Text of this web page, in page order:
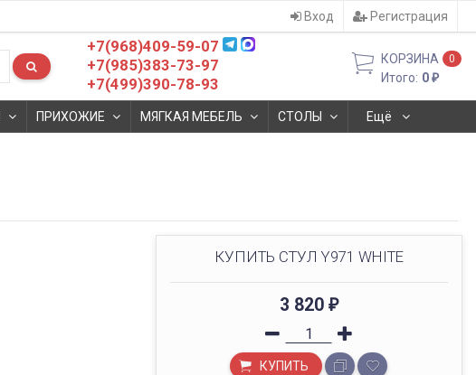
Вход Регистрация
+7(968)409-59-07
+7(985)383-73-97
+7(499)390-78-93
КОРЗИНА 0
Итого: 0₽
ПРИХОЖИЕ МЯГКАЯ МЕБЕЛЬ СТОЛЫ Ещё
КУПИТЬ СТУЛ Y971 WHITE
3 820 ₽
КУПИТЬ